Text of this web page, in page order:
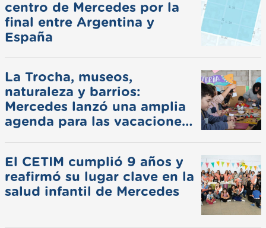
centro de Mercedes por la
final entre Argentina y
España
La Trocha, museos,
naturaleza y barrios:
Mercedes lanzó una amplia
agenda para las vacaciones
El CETIM cumplió 9 años y
reafirmó su lugar clave en la
salud infantil de Mercedes